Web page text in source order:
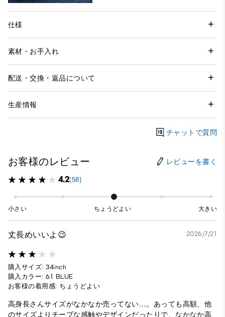
仕様
素材・お手入れ
配送・交換・返品について
生産情報
チャットで質問
お客様のレビュー レビューを書く
4.2(58)
小さい ちょうどよい 大きい
丈長めいいよ😉 2026/7/21
購入サイズ: 34inch
購入カラー: 61 BLUE
お客様の着用感: ちょうどよい
高身長さんサイズがなかなか売ってない…。あっても高額、他
のサイズよりチープな感触やデザインだったりで、なかなか高